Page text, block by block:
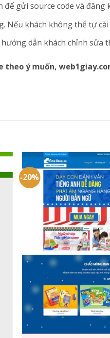
để gửi source code và đăng
Nếu khách không thể tự
dẫn khách chỉnh
theo ý muốn,
-20%